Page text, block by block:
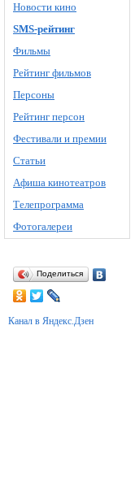
Новости кино
SMS-рейтинг
Фильмы
Рейтинг фильмов
Персоны
Рейтинг персон
Фестивали и премии
Статьи
Афиша кинотеатров
Телепрограмма
Фотогалереи
Поделиться
Канал в Яндекс.Дзен